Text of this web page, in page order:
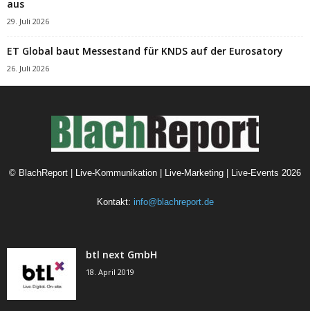
aus
29. Juli 2026
ET Global baut Messestand für KNDS auf der Eurosatory
26. Juli 2026
© BlachReport | Live-Kommunikation | Live-Marketing | Live-Events 2026
Kontakt: info@blachreport.de
btl next GmbH
18. April 2019